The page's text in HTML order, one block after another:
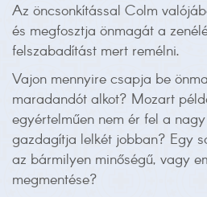
Az öncsonkítással Colm
és megfosztja önmagát a
felszabadítást mert remélni.
Vajon mennyire csapja be
maradandót alkot? Mozart
egyértelműen nem ér fel a
gazdagítja lelkét jobban? Egy
az bármilyen minőségű, vagy
megmentése?